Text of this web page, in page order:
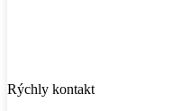
Rýchly kontakt